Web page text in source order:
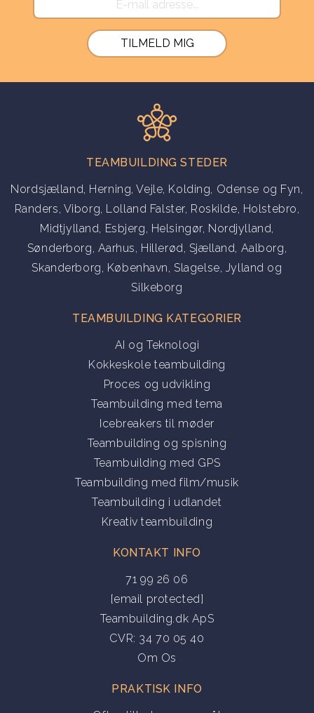
TEAMBUILDING STEDER
Nordsjælland, Herning,Vejle, Kolding, Odense og Fyn,
Randers, Viborg, Lolland Falster, Roskilde, Holstebro,
Midtjylland, Esbjerg, Helsingør, Nordjylland,
Sønderborg, Aarhus, Hillerød, Sjælland, Aalborg,
Skanderborg, København, Slagelse, Jylland og
Silkeborg
TEAMBUILDING KATEGORIER
AI og Teknologi
Kokkeskole teambuilding
Proces og udvikling
Teambuilding med tema
Icebreakers til møder
Teambuilding og spisning
Teambuilding med GPS
Teambuilding med film/musik
Teambuilding i udlandet
Kreativ teambuilding
KONTAKT INFO
71 99 26 06
[email protected]
Teambuilding.dk ApS
CVR: 34 70 05 40
Om Os
PRAKTISK INFO